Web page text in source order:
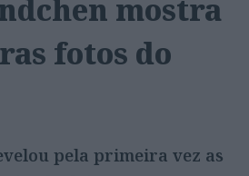
ACTIVA BRAND STUDIO
mostra
fotos do
pela primeira vez as